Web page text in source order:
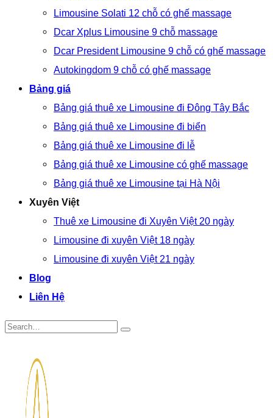
Limousine Solati 12 chỗ có ghế massage
Dcar Xplus Limousine 9 chỗ massage
Dcar President Limousine 9 chỗ có ghế massage
Autokingdom 9 chỗ có ghế massage
Bảng giá
Bảng giá thuê xe Limousine đi Đông Tây Bắc
Bảng giá thuê xe Limousine đi biển
Bảng giá thuê xe Limousine đi lễ
Bảng giá thuê xe Limousine có ghế massage
Bảng giá thuê xe Limousine tại Hà Nội
Xuyên Việt
Thuê xe Limousine đi Xuyên Việt 20 ngày
Limousine đi xuyên Việt 18 ngày
Limousine đi xuyên Việt 21 ngày
Blog
Liên Hệ